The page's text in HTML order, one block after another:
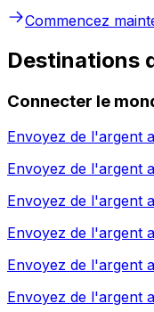
Commencez
Destinations
Connecter le
Envoyez de l'argent
Envoyez de l'argent
Envoyez de l'argent
Envoyez de l'argent
Envoyez de l'argent
Envoyez de l'argent